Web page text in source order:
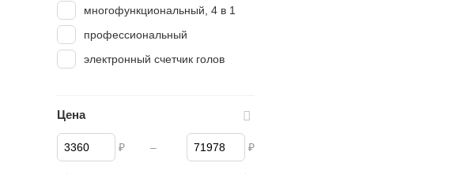
многофункциональный, 4 в 1
профессиональный
электронный счетчик голов
Цена
₽ – ₽